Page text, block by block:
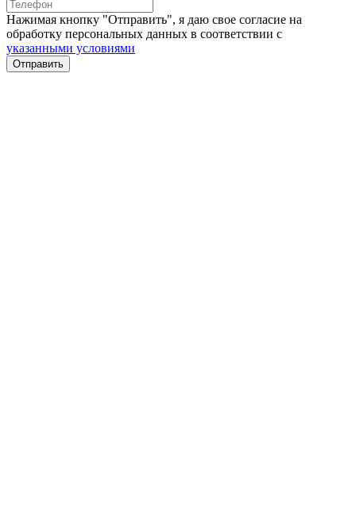
Нажимая кнопку "Отправить", я даю свое согласие на
обработку персональных данных в соответствии с
указанными условиями
Отправить